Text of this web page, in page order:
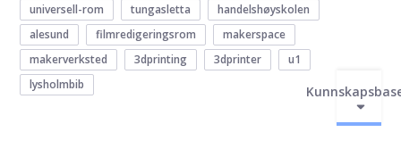
universell-rom
tungasletta
handelshøyskolen
alesund
filmredigeringsrom
makerspace
makerverksted
3dprinting 3dprinter
u1
lysholmbib